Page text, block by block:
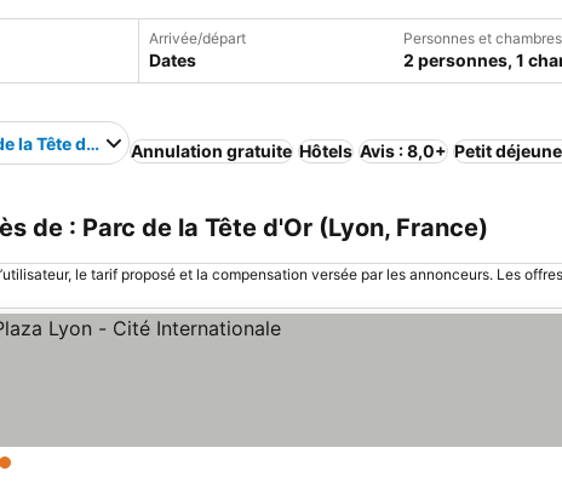
Arrivée/départ
Dates
Personnes et chambres
2 personnes, 1
la Tête d'Or Annulation gratuite Hôtels Avis : 8,0+ Petit
de : Parc de la Tête d'Or (Lyon, France)
le tarif proposé et la compensation versée par les annonceurs. Les